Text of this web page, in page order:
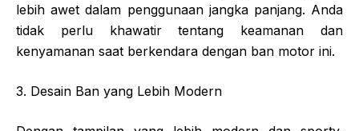
lebih awet dalam penggunaan jangka panjang. Anda
tidak perlu khawatir tentang keamanan dan
kenyamanan saat berkendara dengan ban motor ini.
3. Desain Ban yang Lebih Modern